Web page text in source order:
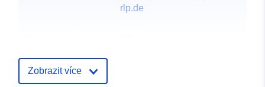
rlp.de
Zobrazit více